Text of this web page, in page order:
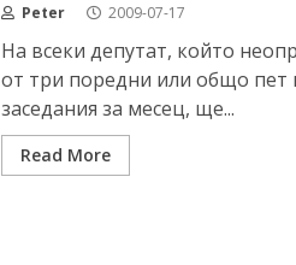
Peter 2009-07-17
На всеки депутат, който
от три поредни или общо пет
заседания за месец, ще...
Read More